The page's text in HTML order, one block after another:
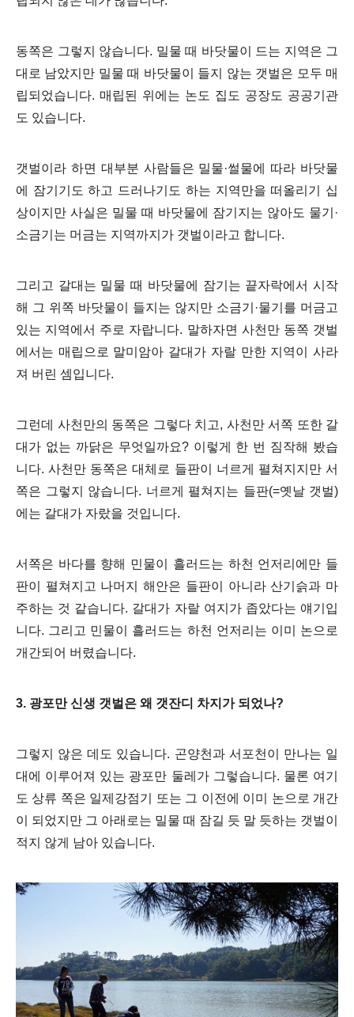
동쪽은 그렇지 않습니다. 밀물 때 바닷물이 드는 지역은 그
대로 남았지만 밀물 때 바닷물이 들지 않는 갯벌은 모두 매
립되었습니다. 매립된 위에는 논도 집도 공장도 공공기관
도 있습니다.
갯벌이라 하면 대부분 사람들은 밀물·썰물에 따라 바닷물
에 잠기기도 하고 드러나기도 하는 지역만을 떠올리기 십
상이지만 사실은 밀물 때 바닷물에 잠기지는 않아도 물기·
소금기는 머금는 지역까지가 갯벌이라고 합니다.
그리고 갈대는 밀물 때 바닷물에 잠기는 끝자락에서 시작
해 그 위쪽 바닷물이 들지는 않지만 소금기·물기를 머금고
있는 지역에서 주로 자랍니다. 말하자면 사천만 동쪽 갯벌
에서는 매립으로 말미암아 갈대가 자랄 만한 지역이 사라
져 버린 셈입니다.
그런데 사천만의 동쪽은 그렇다 치고, 사천만 서쪽 또한 갈
대가 없는 까닭은 무엇일까요? 이렇게 한 번 짐작해 봤습
니다. 사천만 동쪽은 대체로 들판이 너르게 펼쳐지지만 서
쪽은 그렇지 않습니다. 너르게 펼쳐지는 들판(=옛날 갯벌)
에는 갈대가 자랐을 것입니다.
서쪽은 바다를 향해 민물이 흘러드는 하천 언저리에만 들
판이 펼쳐지고 나머지 해안은 들판이 아니라 산기슭과 마
주하는 것 같습니다. 갈대가 자랄 여지가 좁았다는 얘기입
니다. 그리고 민물이 흘러드는 하천 언저리는 이미 논으로
개간되어 버렸습니다.
3. 광포만 신생 갯벌은 왜 갯잔디 차지가 되었나?
그렇지 않은 데도 있습니다. 곤양천과 서포천이 만나는 일
대에 이루어져 있는 광포만 둘레가 그렇습니다. 물론 여기
도 상류 쪽은 일제강점기 또는 그 이전에 이미 논으로 개간
이 되었지만 그 아래로는 밀물 때 잠길 듯 말 듯하는 갯벌이
적지 않게 남아 있습니다.